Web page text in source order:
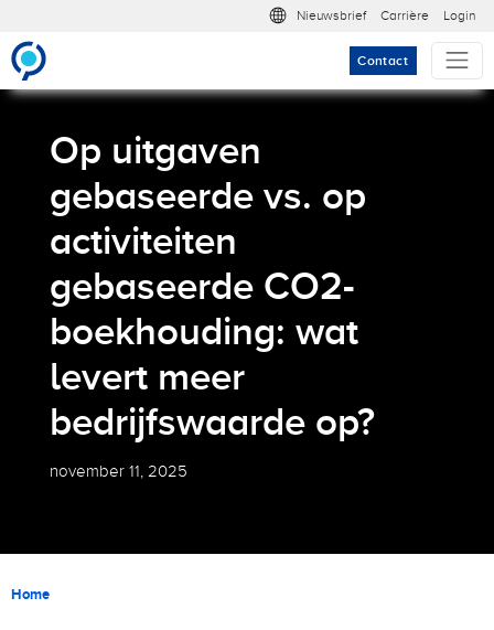
Meta nav
Nieuwsbrief Carrière Login
Contact
Op uitgaven
gebaseerde vs. op
activiteiten
gebaseerde CO2-
boekhouding: wat
levert meer
bedrijfswaarde op?
november 11, 2025
Kruimelpad
Home